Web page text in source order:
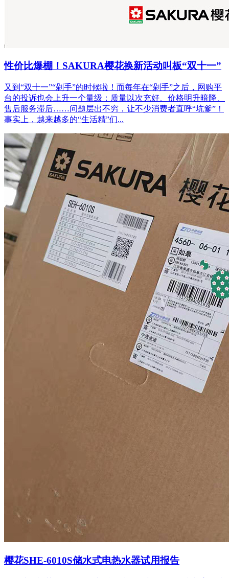
性价比爆棚！SAKURA樱花换新活动叫板“双十一”
又到“双十一”“剁手”的时候啦！而每年在“剁手”之后，网购平
台的投诉也会上升一个量级：质量以次充好、价格明升暗降、
售后服务滞后……问题层出不穷，让不少消费者直呼“坑爹”！
事实上，越来越多的“生活精”们...
樱花SHE-6010S储水式电热水器试用报告